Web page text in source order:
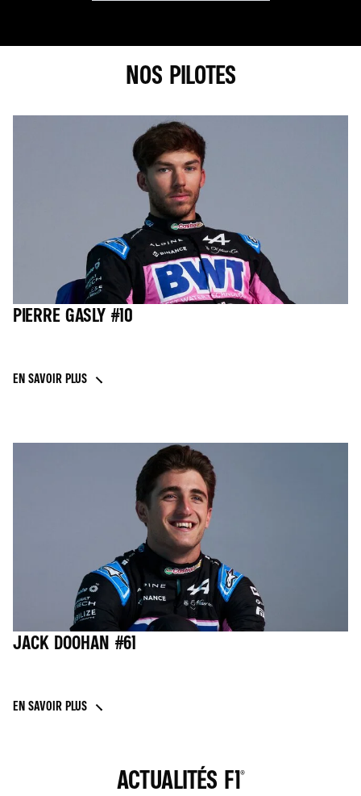
NOS PILOTES
PIERRE GASLY #10
EN SAVOIR PLUS
JACK DOOHAN #61
EN SAVOIR PLUS
ACTUALITÉS F1®